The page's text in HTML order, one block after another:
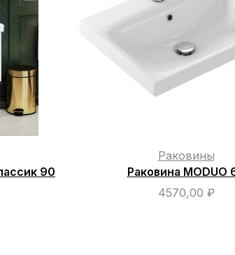
90
Раковины
Раковина MODUO
4570,00 ₽